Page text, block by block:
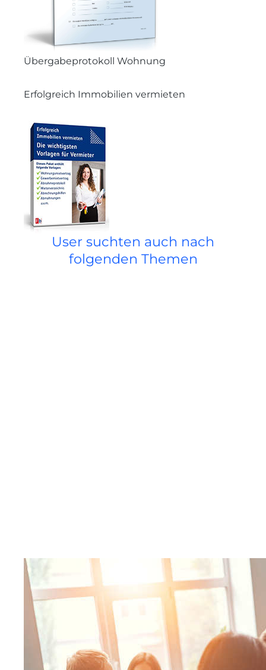
Übergabeprotokoll Wohnung
Erfolgreich Immobilien vermieten
User suchten auch nach
folgenden Themen